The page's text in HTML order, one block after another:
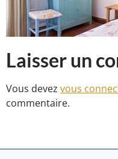
Laisser un
Vous devez vous
commentaire.